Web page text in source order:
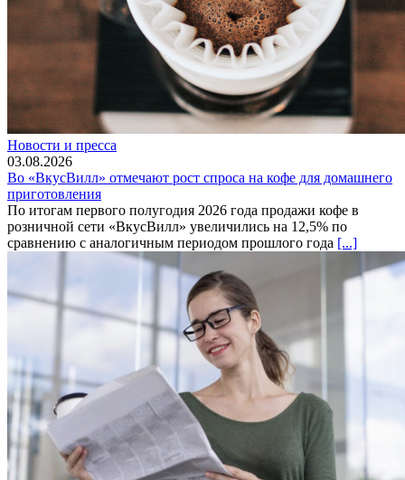
Новости и пресса
03.08.2026
Во «ВкусВилл» отмечают рост спроса на кофе для домашнего
приготовления
По итогам первого полугодия 2026 года продажи кофе в
розничной сети «ВкусВилл» увеличились на 12,5% по
сравнению с аналогичным периодом прошлого года [...]